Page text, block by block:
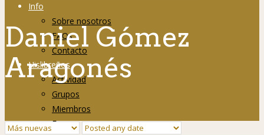
Info
Sobre nosotros
FAQs
Contacto
Hislibreños
Actividad
Grupos
Miembros
Foro
Daniel Gómez
Aragonés